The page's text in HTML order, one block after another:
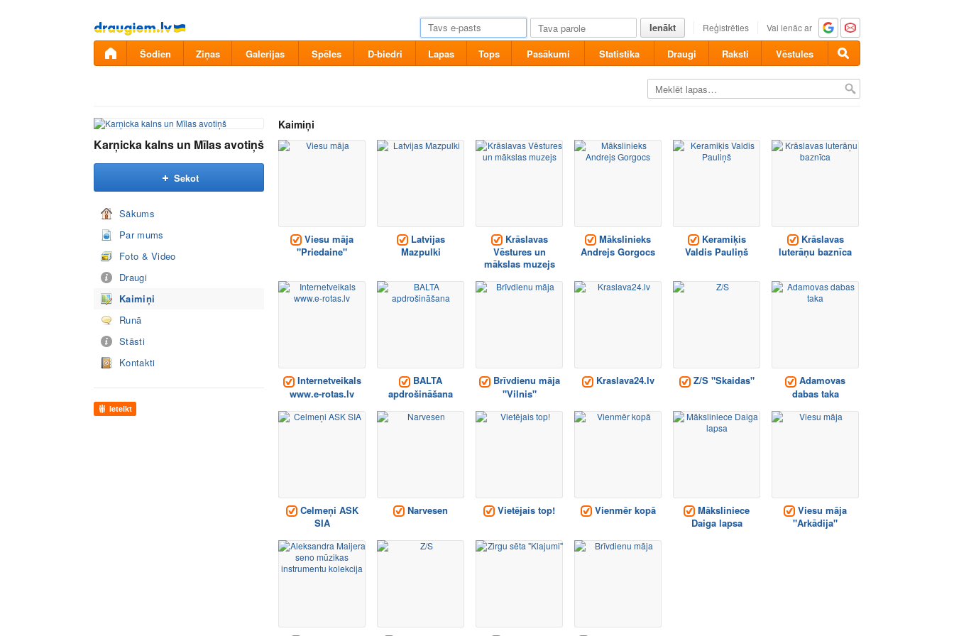
Pāriet
uz
saturu
Ienākt Reģistrēties Vai ienāc ar
Šodien Ziņas Galerijas Spēles D-biedri Lapas Tops Pasākumi Statistika Draugi Raksti Vēstules
Karņicka kalns un Mīlas avotiņš
Sekot
Sākums
Par mums
Foto & Video
Draugi
Kaimiņi
Runā
Stāsti
Kontakti
Ieteikt
Kaimiņi
Viesu māja
"Priedaine"
Latvijas
Mazpulki
Krāslavas
Vēstures un
mākslas muzejs
Mākslinieks
Andrejs Gorgocs
Keramiķis
Valdis Pauliņš
Krāslavas
luterāņu baznīca
Internetveikals
www.e-rotas.lv
BALTA
apdrošināšana
Brīvdienu māja
"Vilnis"
Kraslava24.lv Z/S "Skaidas"
Adamovas
dabas taka
Celmeņi ASK
SIA
Narvesen Vietējais top! Vienmēr kopā
Māksliniece
Daiga lapsa
Viesu māja
"Arkādija"